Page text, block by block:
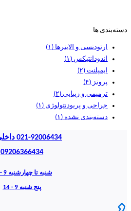
دسته‌بندی ها
ارتودنسی و الاینرها (۱)
اندودانتیکس (۱)
ایمپلنت (۲)
پروتز (۴)
ترمیمی و زیبایی (۲)
جراحی و پریودنتولوژی (۱)
دسته‌بندی نشده (۱)
021-92006434 داخلی 103
09206366434
شنبه تا چهارشنبه 9 - 16
پنج شنبه 9 - 14